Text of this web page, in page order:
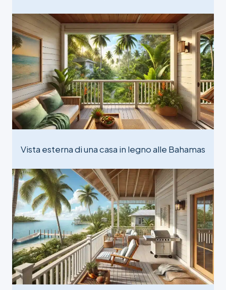
Vista esterna di una casa in legno alle Bahamas